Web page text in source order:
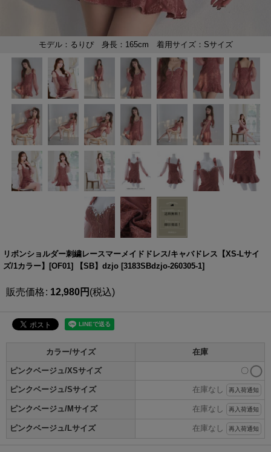
リボンショルダー刺繍レースマーメイドドレス/キャバドレス【XS-Lサイ
ズ/1カラー】[OF01] 【SB】dzjo [3183SBdzjo-260305-1]
販売価格: 12,980円 (税込)
カラー/サイズ 在庫
ピンクベージュ/XSサイズ 〇
ピンクベージュ/Sサイズ 在庫なし 再入荷通知
ピンクベージュ/Mサイズ 在庫なし 再入荷通知
ピンクベージュ/Lサイズ 在庫なし 再入荷通知